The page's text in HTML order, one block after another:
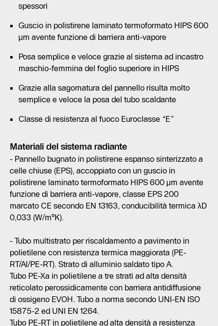
spessori
Guscio in polistirene laminato termoformato HIPS 600
μm avente funzione di barriera anti-vapore
Posa semplice e veloce grazie al sistema ad incastro
maschio-femmina del foglio superiore in HIPS
Grazie alla sagomatura del pannello risulta molto
semplice e veloce la posa del tubo scaldante
Classe di resistenza al fuoco Euroclasse “E”
Materiali del sistema radiante
- Pannello bugnato in polistirene espanso sinterizzato a
celle chiuse (EPS), accoppiato con un guscio in
polistirene laminato termoformato HIPS 600 μm avente
funzione di barriera anti-vapore, classe EPS 200
marcato CE secondo EN 13163, conducibilità termica λD
0,033 (W/m°K).
- Tubo multistrato per riscaldamento a pavimento in
polietilene con resistenza termica maggiorata (PE-
RT/Al/PE-RT). Strato di alluminio saldato tipo A.
Tubo PE-Xa in polietilene a tre strati ad alta densità
reticolato perossidicamente con barriera antidiffusione
di ossigeno EVOH. Tubo a norma secondo UNI-EN ISO
15875-2 ed UNI EN 1264.
Tubo PE-RT in polietilene ad alta densità a resistenza